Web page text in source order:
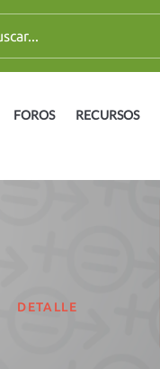
FOROS RECURSOS
DETALLE